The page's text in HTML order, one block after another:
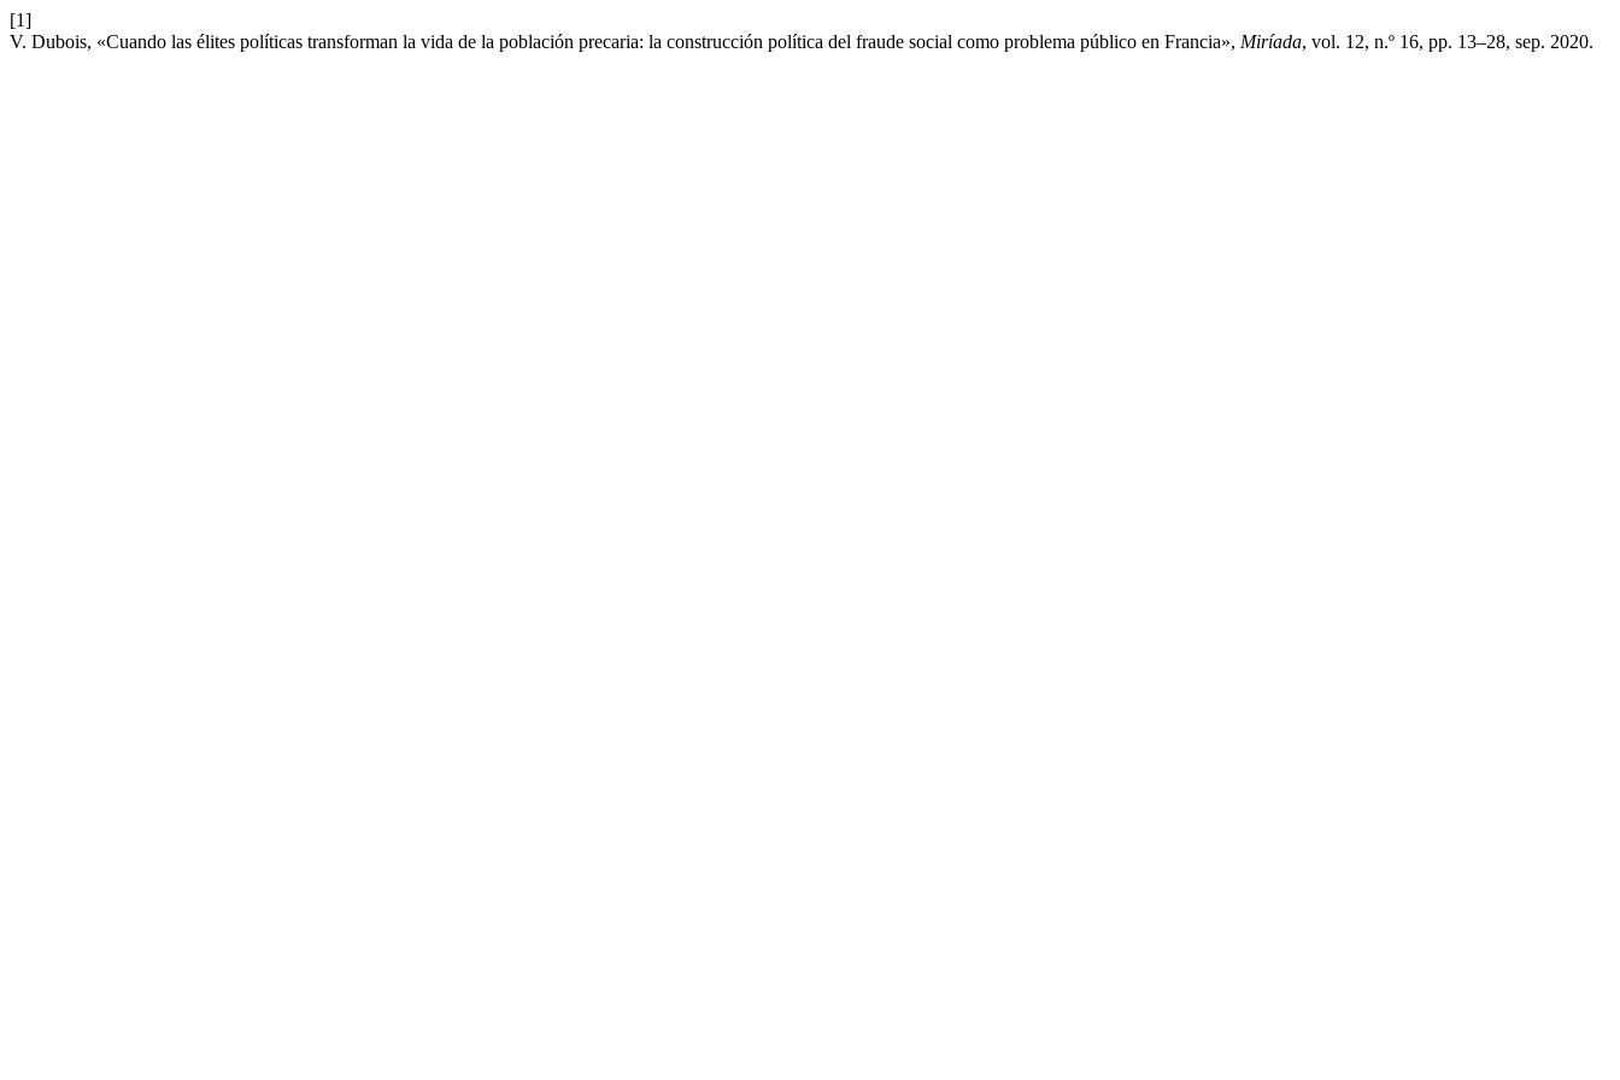
[1]
V. Dubois, «Cuando las élites políticas transforman la vida de la población precaria: la construcción política del fraude social como problema público en Francia», Miríada, vol. 12, n.º 16, pp. 13–28, sep. 2020.